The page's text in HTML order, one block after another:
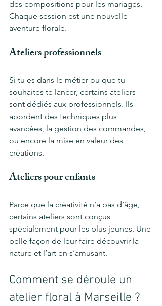
des compositions pour les mariages.
Chaque session est une nouvelle
aventure florale.
Ateliers professionnels
Si tu es dans le métier ou que tu
souhaites te lancer, certains ateliers
sont dédiés aux professionnels. Ils
abordent des techniques plus
avancées, la gestion des commandes,
ou encore la mise en valeur des
créations.
Ateliers pour enfants
Parce que la créativité n’a pas d’âge,
certains ateliers sont conçus
spécialement pour les plus jeunes. Une
belle façon de leur faire découvrir la
nature et l’art en s’amusant.
Comment se déroule un
atelier floral à Marseille ?